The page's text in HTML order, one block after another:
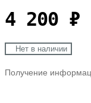
4 200 ₽
Нет в наличии
Получение